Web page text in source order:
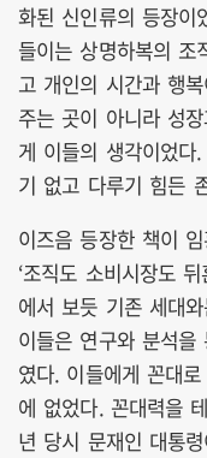
화된 신인류의 등장이
들이는 상명하복의 조
고 개인의 시간과 행
주는 곳이 아니라 성
게 이들의 생각이었
기 없고 다루기 힘든
이즈음 등장한 책이
‘조직도 소비시장도
에서 보듯 기존 세대
이들은 연구와 분석
였다. 이들에게 꼰대
에 없었다. 꼰대력을
년 당시 문재인 대통